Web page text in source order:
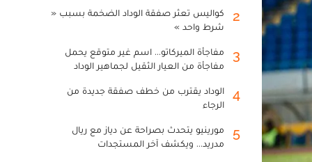
2
كواليس تعثر صفقة الوداد الضخمة بسبب «
شرط واحد »
3
مفاجأة الميركاتو... اسم غير متوقع يحمل
مفاجأة من العيار الثقيل لجماهير الوداد
4
الوداد يقترب من خطف صفقة جديدة من
الرجاء
5
مورينيو يتحدث بصراحة عن دياز مع ريال
مدريد... ويكشف آخر المستجدات